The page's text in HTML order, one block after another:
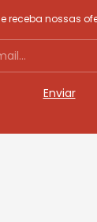
receba nossas